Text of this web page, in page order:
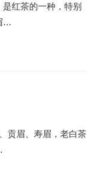
红茶的一种，特别
…
贡眉、寿眉，老白茶